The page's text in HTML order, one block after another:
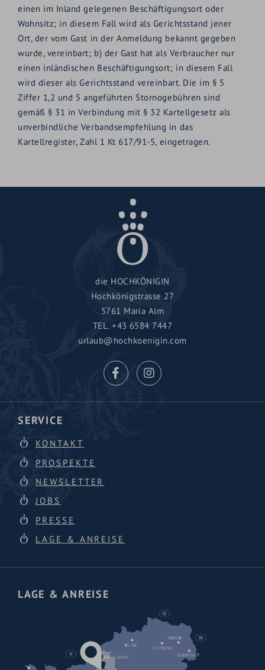
einen im Inland gelegenen Beschäftigungsort oder
Wohnsitz; in diesem Fall wird als Gerichtsstand jener
Ort, der vom Gast in der Anmeldung bekannt gegeben
wurde, vereinbart; b) der Gast hat als Verbraucher nur
einen inländischen Beschäftigungsort; in diesem Fall
wird dieser als Gerichtsstand vereinbart. Die im § 5
Ziffer 1,2 und 5 angeführten Stornogebühren sind
gemäß § 31 in Verbindung mit § 32 Kartellgesetz als
unverbindliche Verbandsempfehlung in das
Kartellregister, Zahl 1 Kt 617/91-5, eingetragen.
die HOCHKÖNIGIN
Hochkönigstrasse 27
5761 Maria Alm
TEL.+43 6584 7447
urlaub@hochkoenigin.com
SERVICE
KONTAKT
PROSPEKTE
NEWSLETTER
JOBS
PRESSE
LAGE & ANREISE
LAGE & ANREISE